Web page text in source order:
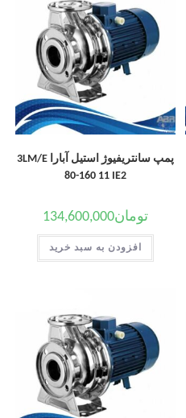
پمپ سانتریفیوژ استیل آبارا 3LM/E
80-160 11 IE2
تومان134,600,000
افزودن به سبد خرید